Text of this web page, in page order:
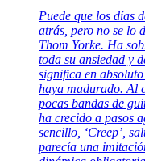
Puede que los días
atrás, pero no se lo
Thom Yorke. Ha
toda su ansiedad y
significa en
haya madurado. Al
pocas bandas de
ha crecido a pasos
sencillo, ‘Creep’,
parecía una